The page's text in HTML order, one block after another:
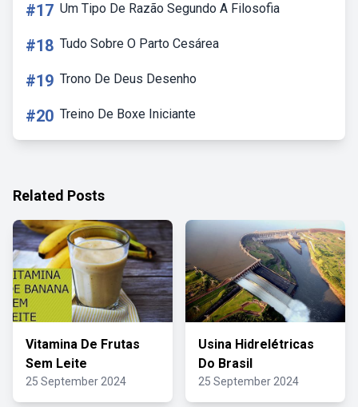
#17 Um Tipo De Razão Segundo A Filosofia
#18 Tudo Sobre O Parto Cesárea
#19 Trono De Deus Desenho
#20 Treino De Boxe Iniciante
Related Posts
Vitamina De Frutas
Sem Leite
25 September 2024
Usina Hidrelétricas
Do Brasil
25 September 2024